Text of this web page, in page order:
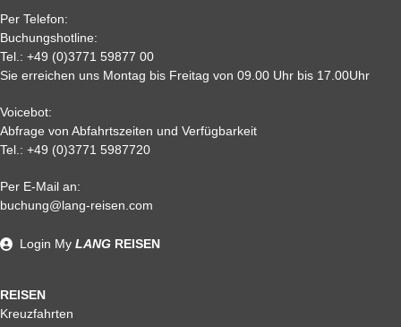
Per Telefon:
Buchungshotline:
Tel.: +49 (0)3771 59877 00
Sie erreichen uns Montag bis Freitag von 09.00 Uhr bis 17.00Uhr
Voicebot:
Abfrage von Abfahrtszeiten und Verfügbarkeit
Tel.: +49 (0)3771 5987720
Per E-Mail an:
buchung@lang-reisen.com
REISEN
Kreuzfahrten
Login My LANG REISEN